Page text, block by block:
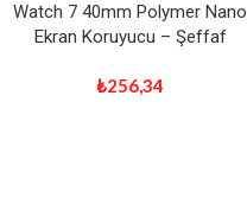
Watch 7 40mm Polymer Nano
Ekran Koruyucu – Şeffaf
₺256,34